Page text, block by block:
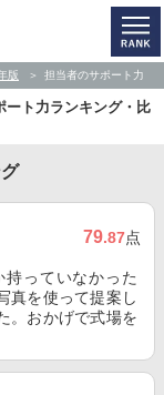
版 担当者のサポート力
ート力ランキング・比
79.87点
っていなかった
真を使って提案し
。おかげで式場を